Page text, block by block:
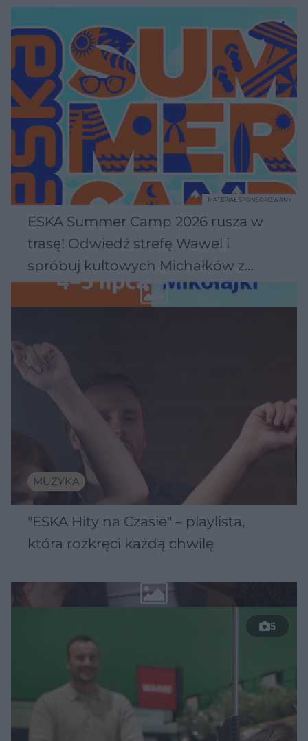
ESKA Summer Camp 2026 rusza w
trasę! Odwiedź strefę Wawel i
spróbuj kultowych Michałków z
Wawelu
MATERIAŁ SPONSOROWANY
MUZYKA
"ESKA Hity na Czasie" – playlista,
która rozkręci każdą chwilę
5